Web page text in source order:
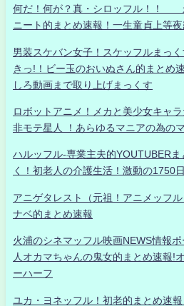
何だ！何が？真・シロッフル！！
ニート的まとめ速報！一生童貞上等夜
男装スケバン女子！スケッフルまっ
きっ!！ビー玉のおいぬさん的まとめ
しろ動画まで取り上げまっくす
ロボットアニメ！メカと美少女キャ
非モテ星人 ！あらゆるマニアの為の
ハルッフル-専業主夫的YOUTUBER
く！初老人の介護生活！激動の1750日
アニゲタレスト（元祖！アニメッフ
ナベ的まとめ速報
火浦のシネマッフル映画NEWS情報
人オカマちゃんの鬼女的まとめ速報!
ーハーフ
ユカ・ヨネッフル！初老的まとめ速